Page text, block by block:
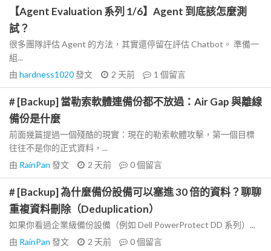
【Agent Evaluation 系列 1/6】Agent 到底該怎麼測
試？
很多團隊評估 Agent 的方法，其實還停留在評估 Chatbot。 準備一
組...
由 hardness1020發文 2 天前 1 個留言
# [Backup] 當勒索軟體連備份都不放過：Air Gap 與離線
備份是什麼
前面幾篇提過一個殘酷的現實：現在的勒索軟體攻擊，第一個目標
往往不是你的正式資料，...
由 RainPan 發文 2 天前 0個留言
# [Backup] 為什麼備份設備可以塞進 30 倍的資料？聊聊
重複資料刪除（Deduplication）
如果你看過企業級備份設備（例如 Dell PowerProtect DD 系列）...
由 RainPan 發文 2 天前 0個留言